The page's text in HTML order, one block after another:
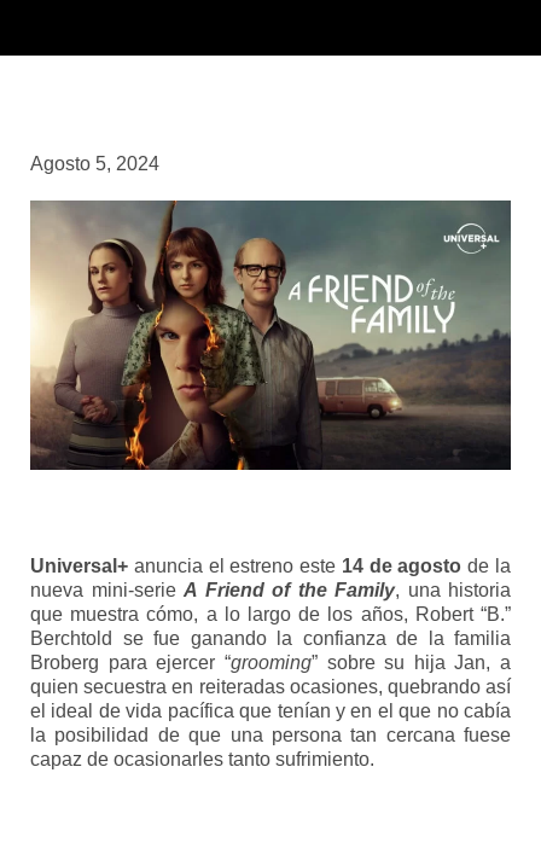
Agosto 5, 2024
Universal+ anuncia el estreno este 14 de agosto de la
nueva mini-serie A Friend of the Family, una historia
que muestra cómo, a lo largo de los años, Robert “B.”
Berchtold se fue ganando la confianza de la familia
Broberg para ejercer “grooming” sobre su hija Jan, a
quien secuestra en reiteradas ocasiones, quebrando así
el ideal de vida pacífica que tenían y en el que no cabía
la posibilidad de que una persona tan cercana fuese
capaz de ocasionarles tanto sufrimiento.